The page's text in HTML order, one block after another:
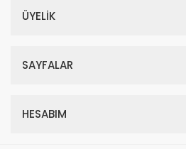
ÜYELİK
SAYFALAR
HESABIM